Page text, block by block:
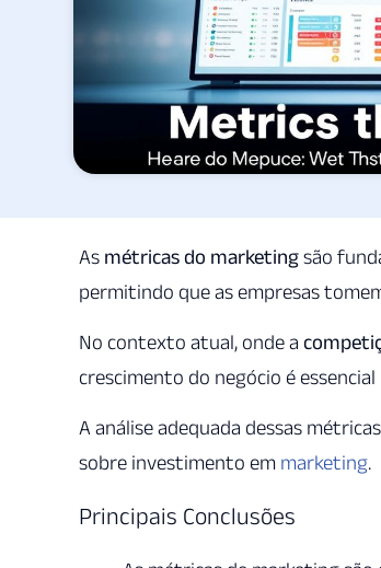
As métricas do marketingsão
permitindo que as empresas
No contexto atual, onde a
crescimento do negócio é
A análise adequada dessas
sobre investimento em marketing.
Principais Conclusões